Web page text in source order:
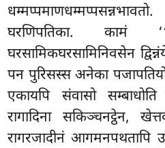
घरणिपतिका. कामं
घरसामिकघरसामिनिवसेन
पन पुरिसस्स अनेका पजापतियो
एकायपि संवासो
रागादिना सकिञ्चनट्ठेन,
रागरजादीनं आगमनपथतापि